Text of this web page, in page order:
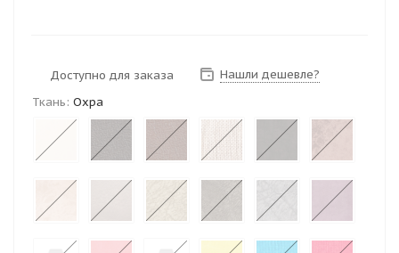
Доступно для заказа
Нашли дешевле?
Ткань: Охра